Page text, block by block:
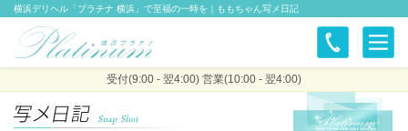
横浜デリヘル「プラチナ 横浜」で至福の一時を｜ももちゃん写メ日記
受付(9:00 - 翌4:00) 営業(10:00 - 翌4:00)